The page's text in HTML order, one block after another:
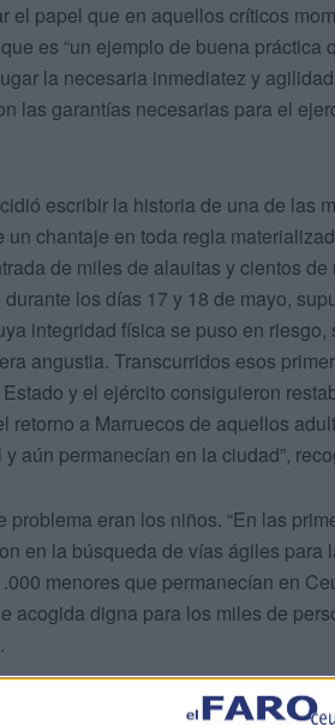
el papel que en aquellos críticos
es “un ejemplo de buena práctica
la necesaria inmediatez y
las garantías necesarias para el
escribir la historia de una de las
chantaje en toda regla
de miles de alauitas y cientos
los días 17 y 18 de mayo,
integridad física se puso en riesgo,
angustia. Transcurridos esos
y el ejército consiguieron
a Marruecos de aquellos
aún permanecían en la ciudad”,
eran los niños. “En las
en la búsqueda de vías ágiles para
menores que permanecían en
acogida digna para los miles de
de cuantiosos profesionales